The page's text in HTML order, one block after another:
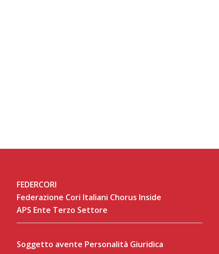
FEDERCORI
Federazione Cori Italiani Chorus Inside
APS Ente Terzo Settore
Soggetto avente Personalità Giuridica